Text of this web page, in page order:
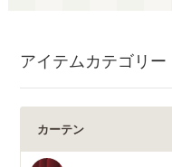
アイテムカテゴリー
カーテン